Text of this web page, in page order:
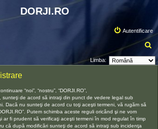
DORJI.RO
Autentificare
ă
Limba:
“noi”, “nostru”, “DORJI.RO”,
sunteţi de acord să intraţi din punct de vedere legal sub
Dacă nu sunteţi de acord cu toţi aceşti termeni, vă rugăm să
Putem schimba aceste reguli oricând şi ne vom
ar fi prudent să verificaţi aceşti termeni în mod regulat în timp
că după modificări sunteţi de acord să intraţi sub incidenţa